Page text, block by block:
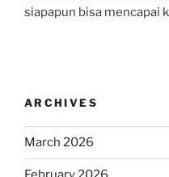
siapapun bisa mencapai
ARCHIVES
March 2026